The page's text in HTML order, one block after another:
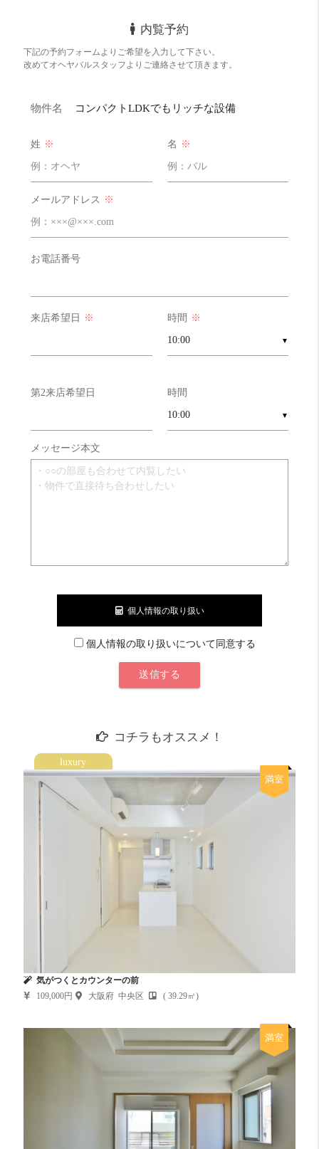
内覧予約
下記の予約フォームよりご希望を入力して下さい。
改めてオヘヤバルスタッフよりご連絡させて頂きます。
物件名 コンパクトLDKでもリッチな設備
姓 ※ 名 ※
メールアドレス ※
お電話番号
来店希望日 ※ 時間 ※
▼
第2来店希望日 時間
▼
メッセージ本文
個人情報の取り扱い
個人情報の取り扱いについて同意する
コチラもオススメ！
luxury
満室
気がつくとカウンターの前
109,000円
大阪府 中央区 ( 39.29㎡)
満室